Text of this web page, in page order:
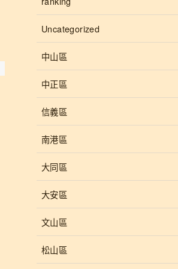
Uncategorized
中山區
中正區
信義區
南港區
大同區
大安區
文山區
松山區